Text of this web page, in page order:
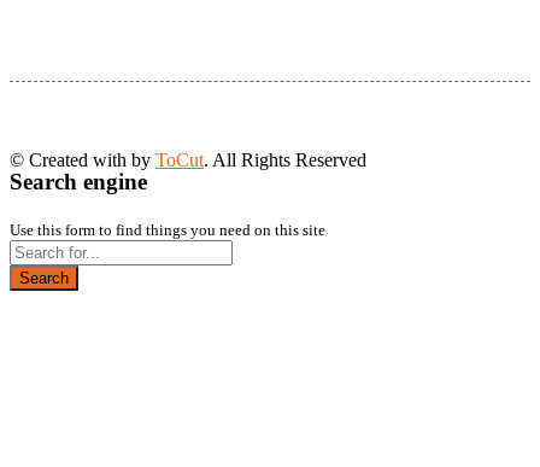
© Created with by ToCut. All Rights Reserved
Search engine
Use this form to find things you need on this site
Search